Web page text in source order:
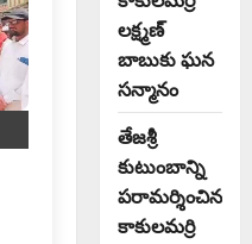
లక్ష్మణ్
బాబుకు ఘన
సన్మానం
తేజశ్రీ
కుటుంబాన్ని
పరామర్శించిన
కాకులమర్రి